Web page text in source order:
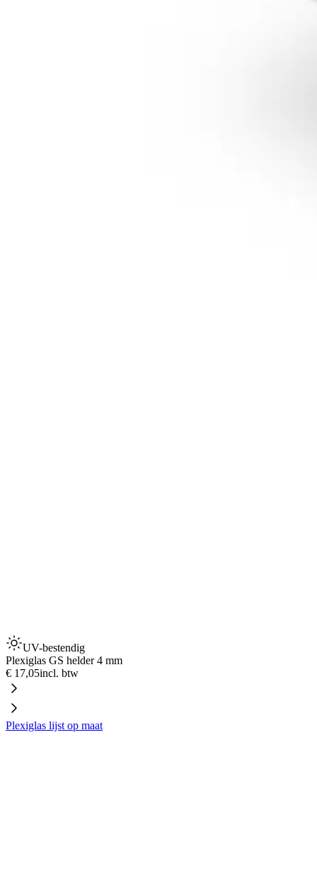
UV-bestendig
Plexiglas GS helder 4 mm
€ 17,05incl. btw
Plexiglas lijst op maat